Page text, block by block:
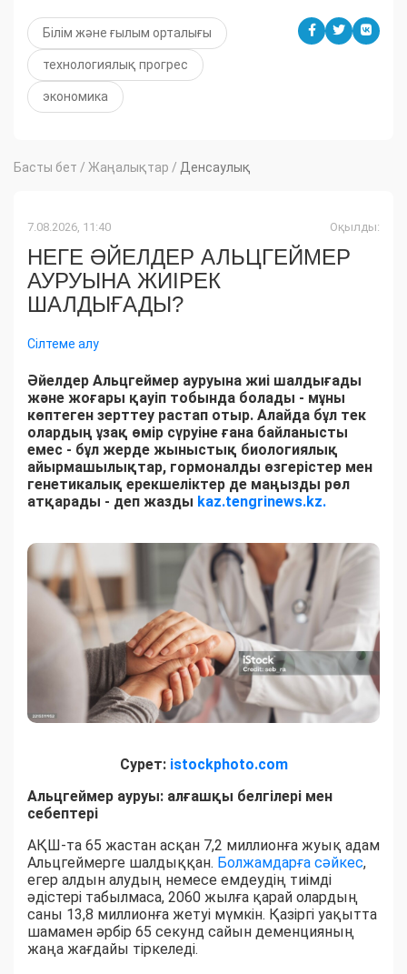
Білім және ғылым орталығы
технологиялық прогрес
экономика
Басты бет / Жаңалықтар / Денсаулық
7.08.2026, 11:40 Оқылды:
НЕГЕ ӘЙЕЛДЕР АЛЬЦГЕЙМЕР
АУРУЫНА ЖИІРЕК
ШАЛДЫҒАДЫ?
Сілтеме алу
Әйелдер Альцгеймер ауруына жиі шалдығады
және жоғары қауіп тобында болады - мұны
көптеген зерттеу растап отыр. Алайда бұл тек
олардың ұзақ өмір сүруіне ғана байланысты
емес - бұл жерде жыныстық биологиялық
айырмашылықтар, гормоналды өзгерістер мен
генетикалық ерекшеліктер де маңызды рөл
атқарады - деп жазды kaz.tengrinews.kz.
Сурет: istockphoto.com
Альцгеймер ауруы: алғашқы белгілері мен
себептері
АҚШ-та 65 жастан асқан 7,2 миллионға жуық адам
Альцгеймерге шалдыққан. Болжамдарға сәйкес,
егер алдын алудың немесе емдеудің тиімді
әдістері табылмаса, 2060 жылға қарай олардың
саны 13,8 миллионға жетуі мүмкін. Қазіргі уақытта
шамамен әрбір 65 секунд сайын деменцияның
жаңа жағдайы тіркеледі.